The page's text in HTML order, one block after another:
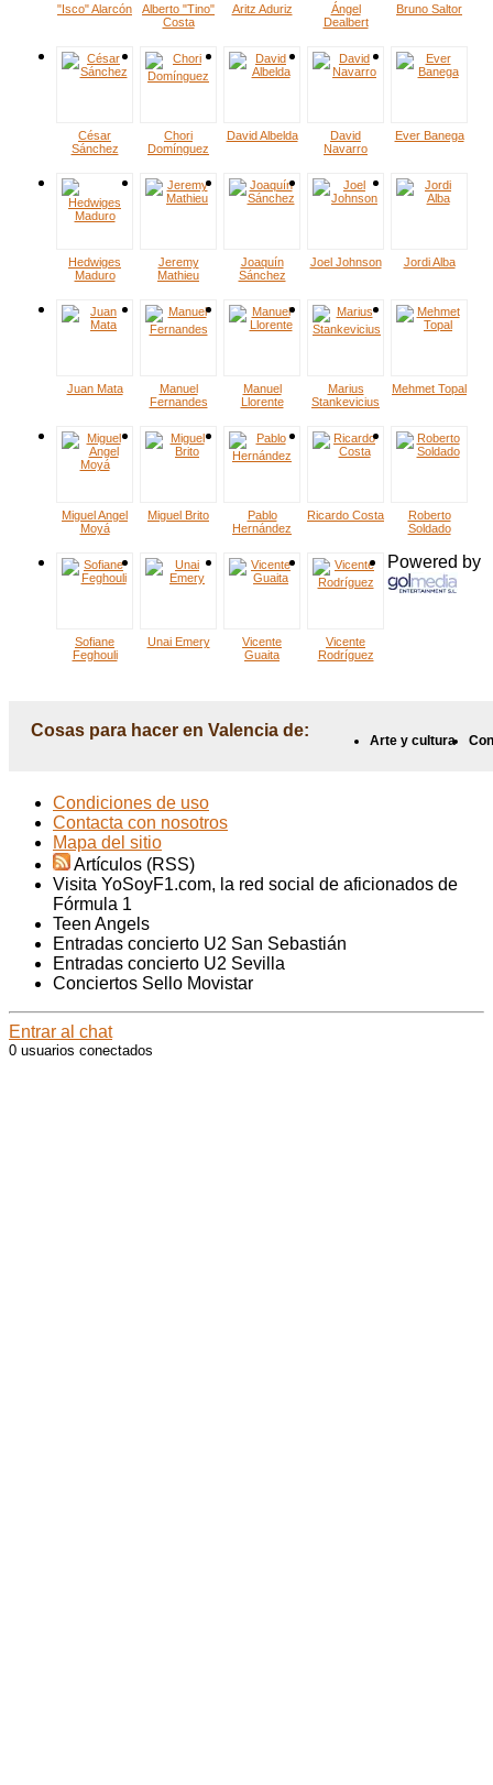
"Isco" Alarcón
Alberto "Tino"
Costa
Aritz Aduriz
Ángel
Dealbert
Bruno Saltor
César
Sánchez
Chori
Domínguez
David Albelda
David
Navarro
Ever Banega
Hedwiges
Maduro
Jeremy
Mathieu
Joaquín
Sánchez
Joel Johnson Jordi Alba
Juan Mata
Manuel
Fernandes
Manuel
Llorente
Marius
Stankevicius
Mehmet Topal
Miguel Angel
Moyá
Miguel Brito
Pablo
Hernández
Ricardo Costa
Roberto
Soldado
Sofiane
Feghouli
Unai Emery
Vicente
Guaita
Vicente
Rodríguez
Cosas para hacer en Valencia de:
Arte y cultura
Powered by
Condiciones de uso
Contacta con nosotros
Mapa del sitio
Artículos (RSS)
Visita YoSoyF1.com, la red social de aficionados de
Fórmula 1
Teen Angels
Entradas concierto U2 San Sebastián
Entradas concierto U2 Sevilla
Conciertos Sello Movistar
Entrar al chat
0 usuarios conectados